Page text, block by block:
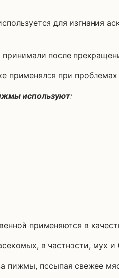
для изгнания
после
применялся при
используют:
применяются в
в частности, мух
пижмы, посыпая свежее